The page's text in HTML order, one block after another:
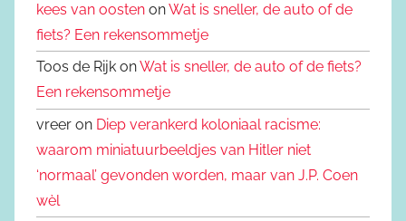
kees van oosten onWat is sneller, de auto of de
fiets? Een rekensommetje
Toos de Rijk onWat is sneller, de auto of de fiets?
Een rekensommetje
vreer on Diep verankerd koloniaal racisme:
waarom miniatuurbeeldjes van Hitler niet
‘normaal’ gevonden worden, maar van J.P. Coen
wèl